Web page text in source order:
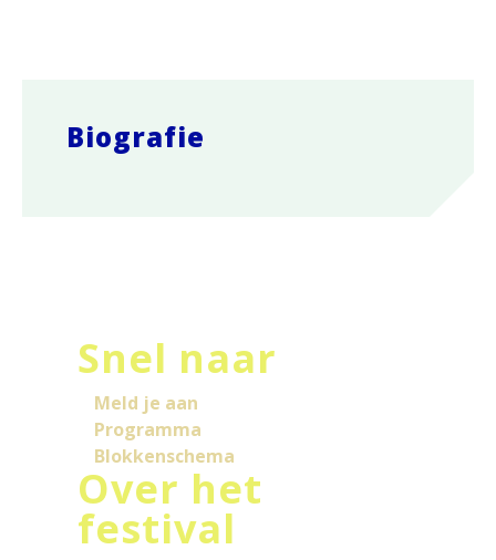
Biografie
Snel naar
Meld je aan
Programma
Blokkenschema
Over het
festival